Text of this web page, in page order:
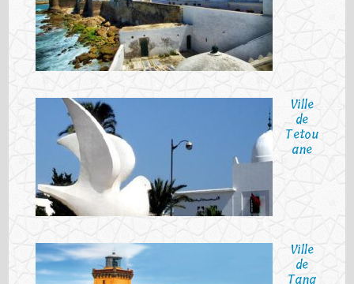
Ville
de
Tetou
ane
Ville
de
Tang